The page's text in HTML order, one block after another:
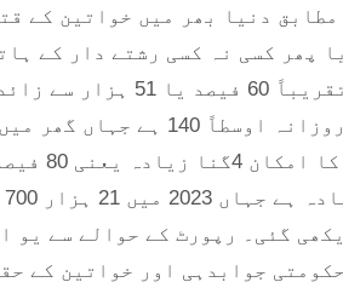
حیات یا پھر کسی نہ کسی رشتے
تقریباً 85 ہزار خواتین
کی گئیں۔ رپورٹ کے مطابق
ہے۔
گئی۔ رپورٹ کے حوالے سے
جوابدہی اور خواتین کے